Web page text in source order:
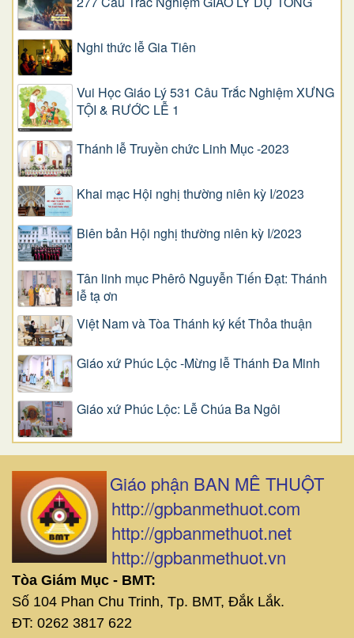
Nghi thức lễ Gia Tiên
Vui Học Giáo Lý 531 Câu Trắc Nghiệm XƯNG
TỘI & RƯỚC LỄ 1
Thánh lễ Truyền chức Linh Mục -2023
Khai mạc Hội nghị thường niên kỳ I/2023
Biên bản Hội nghị thường niên kỳ I/2023
Tân linh mục Phêrô Nguyễn Tiến Đạt: Thánh
lễ tạ ơn
Việt Nam và Tòa Thánh ký kết Thỏa thuận
Giáo xứ Phúc Lộc -Mừng lễ Thánh Đa Minh
Giáo xứ Phúc Lộc: Lễ Chúa Ba Ngôi
Giáo phận BAN MÊ THUỘT
http://gpbanmethuot.com
http://gpbanmethuot.net
http://gpbanmethuot.vn
Tòa Giám Mục - BMT:
Số 104 Phan Chu Trinh, Tp. BMT, Đắk Lắk.
ĐT: 0262 3817 622